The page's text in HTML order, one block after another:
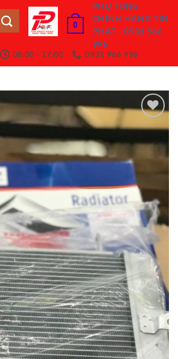
0
PHỤ TÙNG
CHÍNH HÃNG TÍN
PHÁT - 0931 966
996
08:00 - 17:00 0931 966 996
Add to